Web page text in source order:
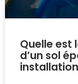
Quelle est
d’un sol